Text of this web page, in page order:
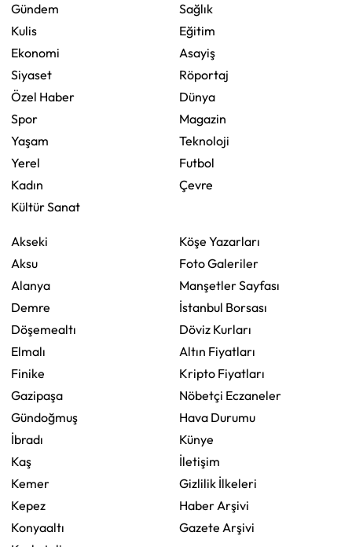
Gündem
Kulis
Ekonomi
Siyaset
Özel Haber
Spor
Yaşam
Yerel
Kadın
Kültür Sanat
Sağlık
Eğitim
Asayiş
Röportaj
Dünya
Magazin
Teknoloji
Futbol
Çevre
Akseki
Aksu
Alanya
Demre
Döşemealtı
Elmalı
Finike
Gazipaşa
Gündoğmuş
İbradı
Kaş
Kemer
Kepez
Konyaaltı
Köşe Yazarları
Foto Galeriler
Manşetler Sayfası
İstanbul Borsası
Döviz Kurları
Altın Fiyatları
Kripto Fiyatları
Nöbetçi Eczaneler
Hava Durumu
Künye
İletişim
Gizlilik İlkeleri
Haber Arşivi
Gazete Arşivi